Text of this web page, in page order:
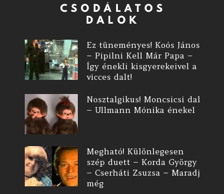
CSODÁLATOS
DALOK
Ez tüneményes! Koós János
– Pipilni Kell Már Papa –
Így énekli kisgyerekeivel a
vicces dalt!
Nosztalgikus! Moncsicsi dal
– Ullmann Mónika énekel
Megható! Különlegesen
szép duett – Korda György
– Cserháti Zsuzsa – Maradj
még